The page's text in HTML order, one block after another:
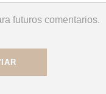
futuros comentarios.